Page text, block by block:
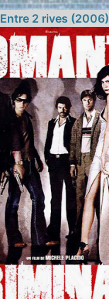
Entre 2 rives (2006)